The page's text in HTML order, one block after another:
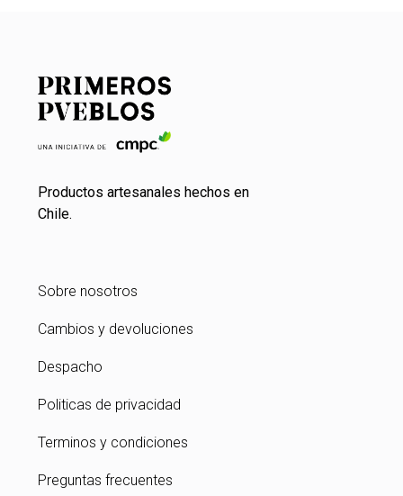
Productos artesanales hechos en
Chile.
Sobre nosotros
Cambios y devoluciones
Despacho
Politicas de privacidad
Terminos y condiciones
Preguntas frecuentes